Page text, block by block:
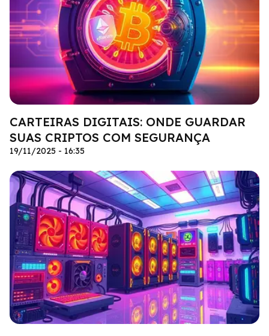
CARTEIRAS DIGITAIS: ONDE GUARDAR
SUAS CRIPTOS COM SEGURANÇA
19/11/2025 - 16:35